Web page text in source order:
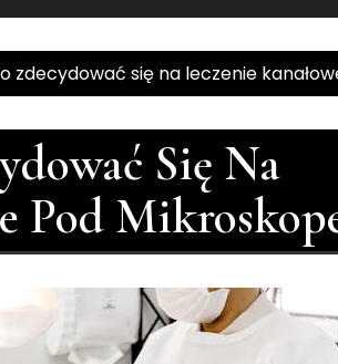
zdecydować się na leczenie
Się Na
Pod